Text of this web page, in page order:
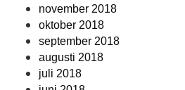
november 2018
oktober 2018
september 2018
augusti 2018
juli 2018